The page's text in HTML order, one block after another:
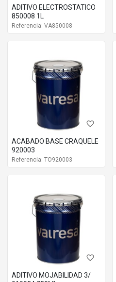
ADITIVO ELECTROSTATICO
850008 1L
Referencia: VA850008
favorite_border
ACABADO BASE CRAQUELE
920003
Referencia: TO920003
favorite_border
ADITIVO MOJABILIDAD 3/